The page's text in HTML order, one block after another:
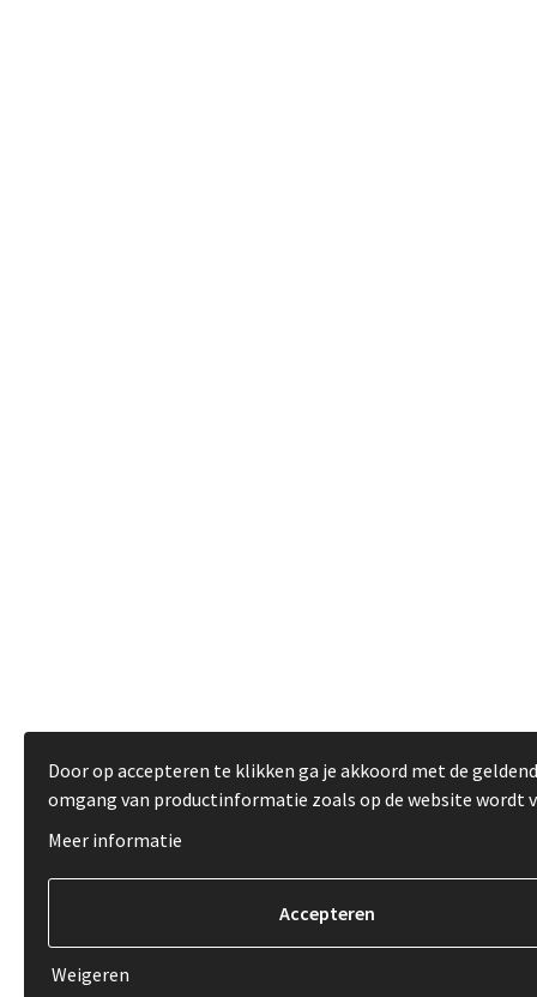
Door op accepteren te klikken ga je akkoord met de
omgang van productinformatie zoals op de website wordt
Meer informatie
Weigeren